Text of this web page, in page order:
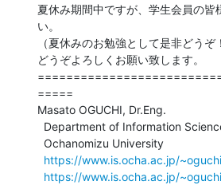
夏休み期間中ですが、学生会員の皆
い。
（夏休みのお勉強として是非どうぞ
どうぞよろしくお願い致します。
=====
Masato OGUCHI, Dr.Eng.
https://www.is.ocha.ac.jp/
https://www.is.ocha.ac.jp/